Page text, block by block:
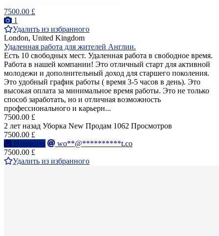
7500.00 £
1
Удалить из избранного
London, United Kingdom
Удаленная работа для жителей Англии.
Есть 10 свободных мест. Удаленная работа в свободное время.
Работа в нашей компании! Это отличный старт для активной
молодежи и дополнительный доход для старшего поколения.
Это удобный график работы ( время 3-5 часов в день). Это
высокая оплата за минимальное время работы. Это не только
способ заработать, но и отличная возможность
профессионального и карьерн...
7500.00 £
2 лет назад Уборка New Продам 1062 Просмотров
7500.00 £
Написать
wo**@**********t.co
7500.00 £
Удалить из избранного